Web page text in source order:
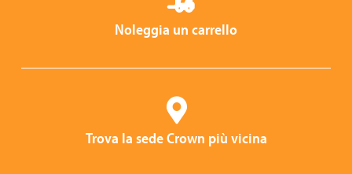
Noleggia un carrello
Trova la sede Crown più vicina